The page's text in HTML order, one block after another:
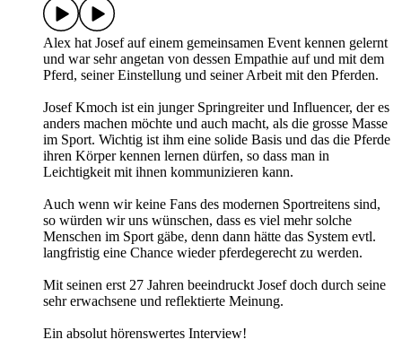
Alex hat Josef auf einem gemeinsamen Event kennen gelernt
und war sehr angetan von dessen Empathie auf und mit dem
Pferd, seiner Einstellung und seiner Arbeit mit den Pferden.
Josef Kmoch ist ein junger Springreiter und Influencer, der es
anders machen möchte und auch macht, als die grosse Masse
im Sport. Wichtig ist ihm eine solide Basis und das die Pferde
ihren Körper kennen lernen dürfen, so dass man in
Leichtigkeit mit ihnen kommunizieren kann.
Auch wenn wir keine Fans des modernen Sportreitens sind,
so würden wir uns wünschen, dass es viel mehr solche
Menschen im Sport gäbe, denn dann hätte das System evtl.
langfristig eine Chance wieder pferdegerecht zu werden.
Mit seinen erst 27 Jahren beeindruckt Josef doch durch seine
sehr erwachsene und reflektierte Meinung.
Ein absolut hörenswertes Interview!